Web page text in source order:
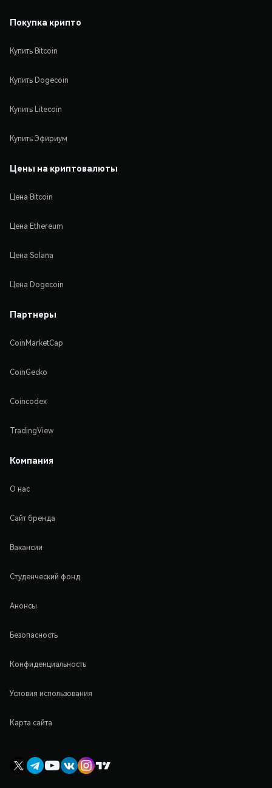
Покупка крипто
Купить Bitcoin
Купить Dogecoin
Купить Litecoin
Купить Эфириум
Цены на криптовалюты
Цена Bitcoin
Цена Ethereum
Цена Solana
Цена Dogecoin
Партнеры
CoinMarketCap
CoinGecko
Coincodex
TradingView
Компания
О нас
Сайт бренда
Вакансии
Студенческий фонд
Анонсы
Безопасность
Конфиденциальность
Условия использования
Карта сайта